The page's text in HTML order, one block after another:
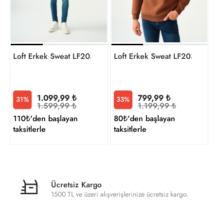
Loft Erkek Sweat LF2037097
31% 1.099,99 ₺
1.599,99 ₺
110₺'den başlayan
taksitlerle
Loft Erkek Sweat LF2034268
33% 799,99 ₺
1.199,99 ₺
80₺'den başlayan
taksitlerle
Ücretsiz Kargo
1500 TL ve üzeri alışverişlerinize ücretsiz kargo.